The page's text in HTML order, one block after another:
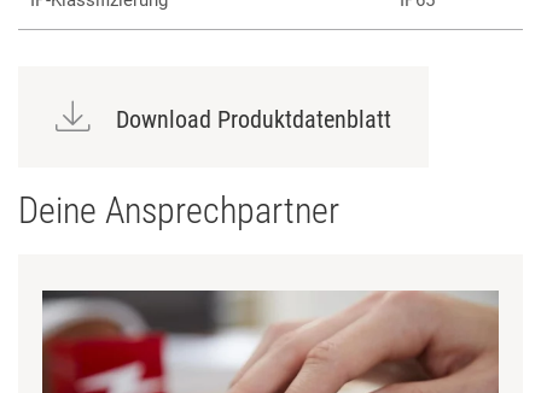
Download Produktdatenblatt
Deine Ansprechpartner